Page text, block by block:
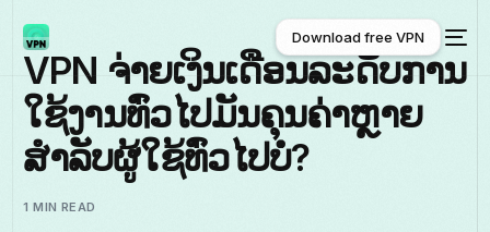
Download free VPN
Download free VPN
VPN ຈ່າຍເງິນເດືອນລະດັບການ
ໃຊ້ງານທົ່ວໄປມັນຄຸນຄ່າຫຼາຍ
ສຳລັບຜູ້ໃຊ້ທົ່ວໄປບໍ່?
1 MIN READ